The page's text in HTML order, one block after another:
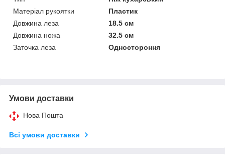
Матеріал рукоятки
Пластик
Довжина леза
18.5 см
Довжина ножа
32.5 см
Заточка леза
Одностороння
Умови доставки
Нова Пошта
Всі умови доставки